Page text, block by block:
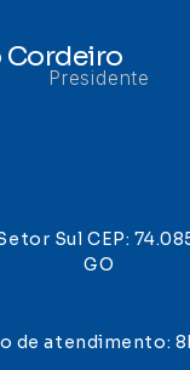
Cordeiro
Presidente
Setor Sul CEP:
GO
de atendimento: